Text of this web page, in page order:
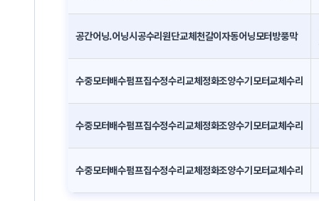
공간어닝.어닝시공수리원단교체천갈이자동어닝모터방풍막
수중모터배수펌프집수정수리교체정화조양수기모터교체수리
수중모터배수펌프집수정수리교체정화조양수기모터교체수리
수중모터배수펌프집수정수리교체정화조양수기모터교체수리